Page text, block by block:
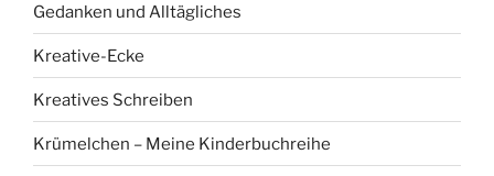
Gedanken und Alltägliches
Kreative-Ecke
Kreatives Schreiben
Krümelchen – Meine Kinderbuchreihe